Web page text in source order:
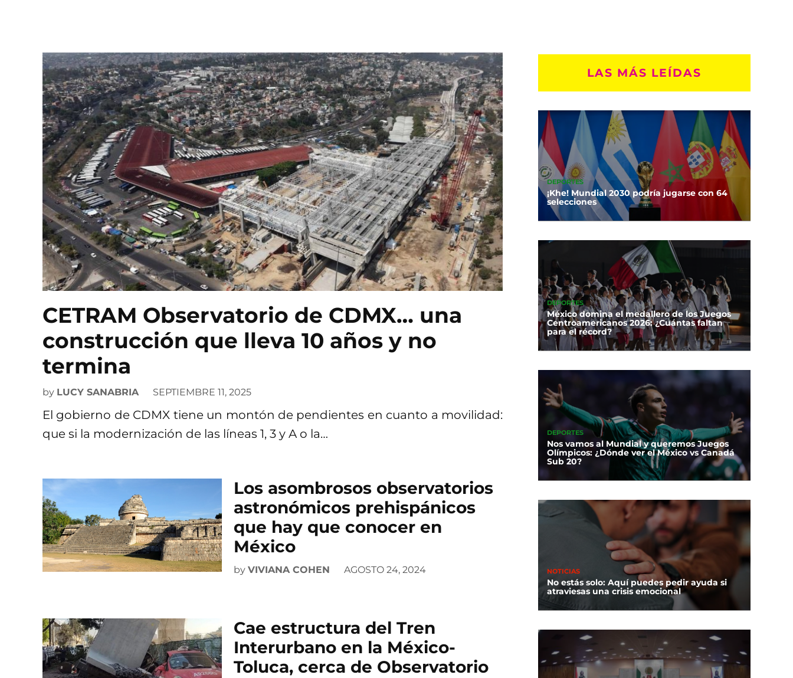
CETRAM Observatorio de CDMX… una
construcción que lleva 10 años y no
termina
by LUCY SANABRIA SEPTIEMBRE 11, 2025
El gobierno de CDMX tiene un montón de pendientes en cuanto a movilidad:
que si la modernización de las líneas 1, 3 y A o la…
Los asombrosos observatorios
astronómicos prehispánicos
que hay que conocer en
México
by VIVIANA COHEN AGOSTO 24, 2024
Cae estructura del Tren
Interurbano en la México-
Toluca, cerca de Observatorio
LAS MÁS LEÍDAS
DEPORTES
¡Khe! Mundial 2030 podría jugarse con 64
selecciones
DEPORTES
México domina el medallero de los Juegos
Centroamericanos 2026: ¿Cuántas faltan
para el récord?
DEPORTES
Nos vamos al Mundial y queremos Juegos
Olímpicos: ¿Dónde ver el México vs Canadá
Sub 20?
NOTICIAS
No estás solo: Aquí puedes pedir ayuda si
atraviesas una crisis emocional